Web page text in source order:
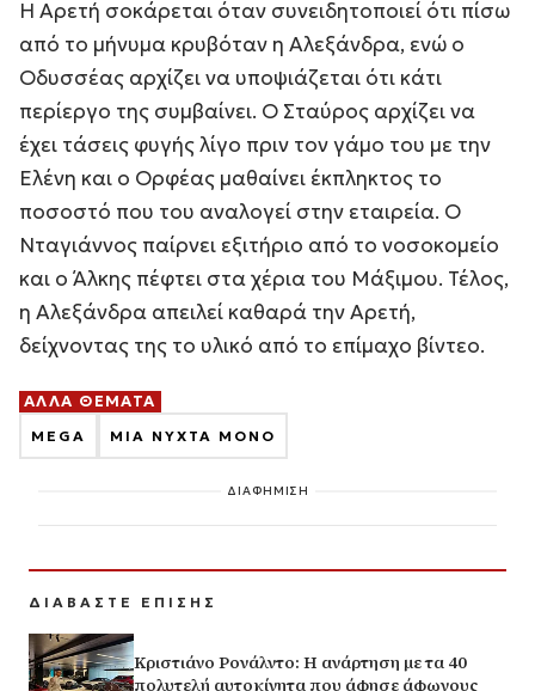
Η Αρετή σοκάρεται όταν συνειδητοποιεί ότι πίσω
από το μήνυμα κρυβόταν η Αλεξάνδρα, ενώ ο
Οδυσσέας αρχίζει να υποψιάζεται ότι κάτι
περίεργο της συμβαίνει. Ο Σταύρος αρχίζει να
έχει τάσεις φυγής λίγο πριν τον γάμο του με την
Ελένη και ο Ορφέας μαθαίνει έκπληκτος το
ποσοστό που του αναλογεί στην εταιρεία. Ο
Νταγιάννος παίρνει εξιτήριο από το νοσοκομείο
και ο Άλκης πέφτει στα χέρια του Μάξιμου. Τέλος,
η Αλεξάνδρα απειλεί καθαρά την Αρετή,
δείχνοντας της το υλικό από το επίμαχο βίντεο.
ΑΛΛΑ ΘΕΜΑΤΑ
MEGA ΜΙΑ ΝΥΧΤΑ ΜΟΝΟ
ΔΙΑΦΗΜΙΣΗ
ΔΙΑΒΑΣΤΕ ΕΠΙΣΗΣ
Κριστιάνο Ρονάλντο: Η ανάρτηση με τα 40
πολυτελή αυτοκίνητα που άφησε άφωνους